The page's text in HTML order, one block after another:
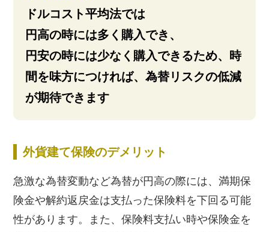
ドルコスト平均法では
円高の時には多く購入でき、
円安の時には少なく購入できるため、時
間を味方につければ、為替リスクの低減
が期待できます
外貨建て保険のデメリット
急激な為替変動など為替が円高の際には、満期保
険金や解約返戻金は支払った保険料を下回る可能
性があります。また、保険料支払い時や保険金を